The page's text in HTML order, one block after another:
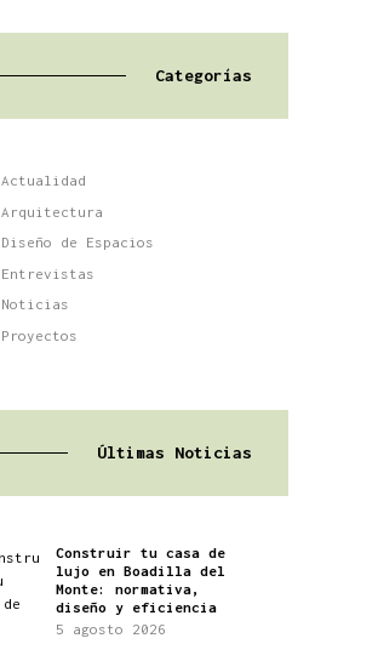
Categorías
Actualidad
Arquitectura
Diseño de Espacios
Entrevistas
Noticias
Proyectos
Últimas Noticias
Construir tu casa de
lujo en Boadilla del
Monte: normativa,
diseño y eficiencia
5 agosto 2026